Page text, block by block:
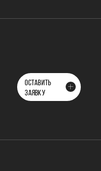
ОСТАВИТЬ
ЗАЯВКУ